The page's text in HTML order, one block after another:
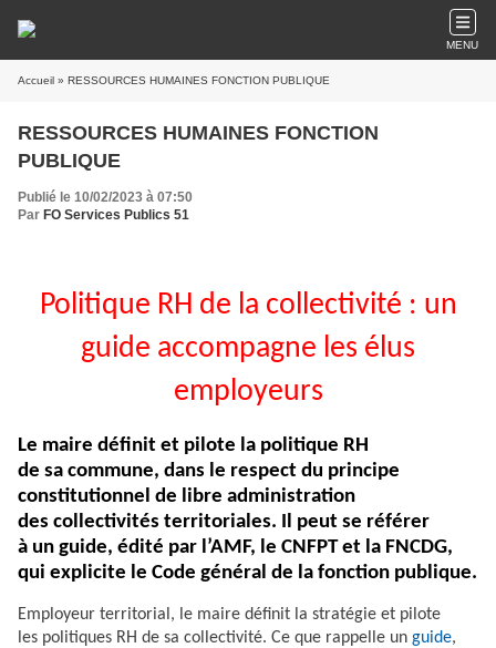
MENU
Accueil » RESSOURCES HUMAINES FONCTION PUBLIQUE
RESSOURCES HUMAINES FONCTION
PUBLIQUE
Publié le 10/02/2023 à 07:50
Par FO Services Publics 51
Politique RH de la collectivité : un
guide accompagne les élus
employeurs
Le maire définit et pilote la politique RH
de sa commune, dans le respect du principe
constitutionnel de libre administration
des collectivités territoriales. Il peut se référer
à un guide, édité par l’AMF, le CNFPT et la FNCDG,
qui explicite le Code général de la fonction publique.
Employeur territorial, le maire définit la stratégie et pilote
les politiques RH de sa collectivité. Ce que rappelle un guide,